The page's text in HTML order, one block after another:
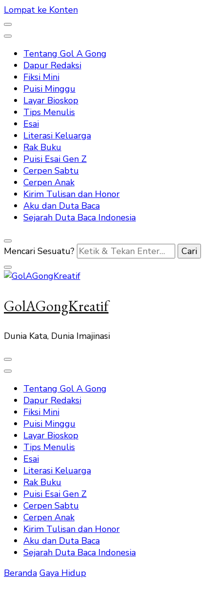
Lompat ke Konten
Tentang Gol A Gong
Dapur Redaksi
Fiksi Mini
Puisi Minggu
Layar Bioskop
Tips Menulis
Esai
Literasi Keluarga
Rak Buku
Puisi Esai Gen Z
Cerpen Sabtu
Cerpen Anak
Kirim Tulisan dan Honor
Aku dan Duta Baca
Sejarah Duta Baca Indonesia
Mencari Sesuatu?
GolAGongKreatif
Dunia Kata, Dunia Imajinasi
Tentang Gol A Gong
Dapur Redaksi
Fiksi Mini
Puisi Minggu
Layar Bioskop
Tips Menulis
Esai
Literasi Keluarga
Rak Buku
Puisi Esai Gen Z
Cerpen Sabtu
Cerpen Anak
Kirim Tulisan dan Honor
Aku dan Duta Baca
Sejarah Duta Baca Indonesia
Beranda Gaya Hidup